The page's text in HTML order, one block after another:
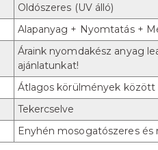
Oldószeres (UV álló)
Alapanyag + Nyomtatás +
Áraink nyomdakész anyag
ajánlatunkat!
Átlagos körülmények között
Tekercselve
Enyhén mosogatószeres